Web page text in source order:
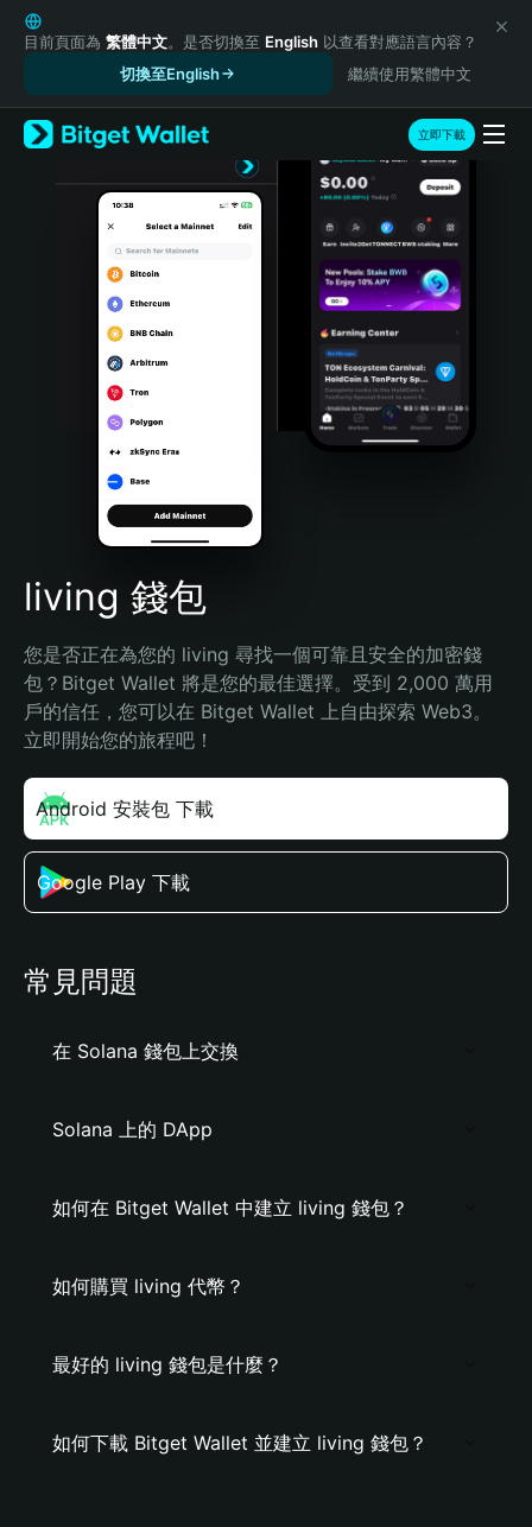
English
日本語
Русский
Español (Latinoamérica)
Türkçe
Português (Portugal)
Bahasa Indonesia
Português (Brasil)
Español (Argentina)
目前頁面為 繁體中文。是否切換至 English 以查看對應語言內容？
切換至English
繼續使用繁體中文
立即下載
living 錢包
您是否正在為您的 living 尋找一個可靠且安全的加密錢
包？Bitget Wallet 將是您的最佳選擇。受到 2,000 萬用
戶的信任，您可以在 Bitget Wallet 上自由探索 Web3。
立即開始您的旅程吧！
Android 安裝包 下載
Google Play 下載
常見問題
在 Solana 錢包上交換
Solana 上的 DApp
如何在 Bitget Wallet 中建立 living 錢包？
如何購買 living 代幣？
最好的 living 錢包是什麼？
如何下載 Bitget Wallet 並建立 living 錢包？